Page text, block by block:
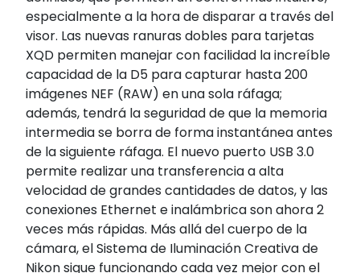
especialmente a la hora de disparar a través del
visor. Las nuevas ranuras dobles para tarjetas
XQD permiten manejar con facilidad la increíble
capacidad de la D5 para capturar hasta 200
imágenes NEF (RAW) en una sola ráfaga;
además, tendrá la seguridad de que la memoria
intermedia se borra de forma instantánea antes
de la siguiente ráfaga. El nuevo puerto USB 3.0
permite realizar una transferencia a alta
velocidad de grandes cantidades de datos, y las
conexiones Ethernet e inalámbrica son ahora 2
veces más rápidas. Más allá del cuerpo de la
cámara, el Sistema de Iluminación Creativa de
Nikon sigue funcionando cada vez mejor con el